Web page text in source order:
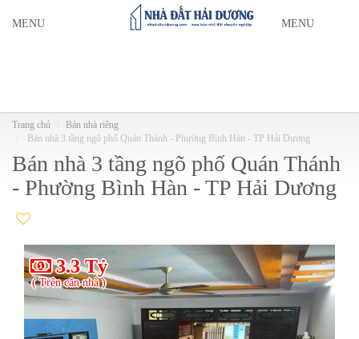
MENU MENU
Trang chủ
Bán nhà riêng
Bán nhà 3 tầng ngõ phố Quán Thánh - Phường Bình Hàn - TP Hải Dương
Bán nhà 3 tầng ngõ phố Quán Thánh
- Phường Bình Hàn - TP Hải Dương
3.3 Tỷ
( Trên căn nhà )